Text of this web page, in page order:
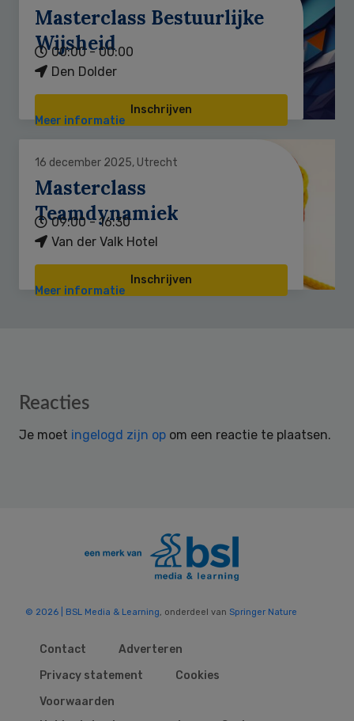
Masterclass Bestuurlijke
Wijsheid
00:00 - 00:00
Den Dolder
Inschrijven
Meer informatie
16 december 2025, Utrecht
Masterclass
Teamdynamiek
09:00 - 16:30
Van der Valk Hotel
Inschrijven
Meer informatie
Reader
Reacties
Je moet ingelogd zijn op om een reactie te plaatsen.
© 2026 | BSL Media & Learning, onderdeel van Springer Nature
Contact
Adverteren
Privacy statement
Cookies
Voorwaarden